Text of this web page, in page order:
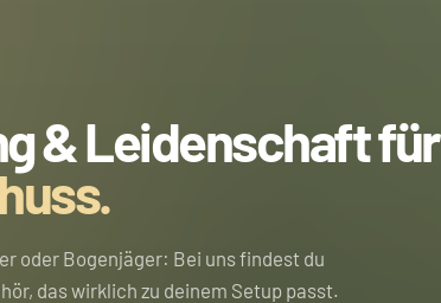
& Leidenschaft für
oder Bogenjäger: Bei uns findest du
das wirklich zu deinem Setup passt.